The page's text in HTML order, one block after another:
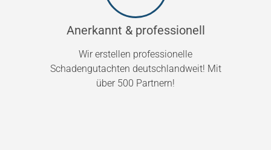
Anerkannt & professionell
Wir erstellen professionelle
Schadengutachten deutschlandweit! Mit
über 500 Partnern!